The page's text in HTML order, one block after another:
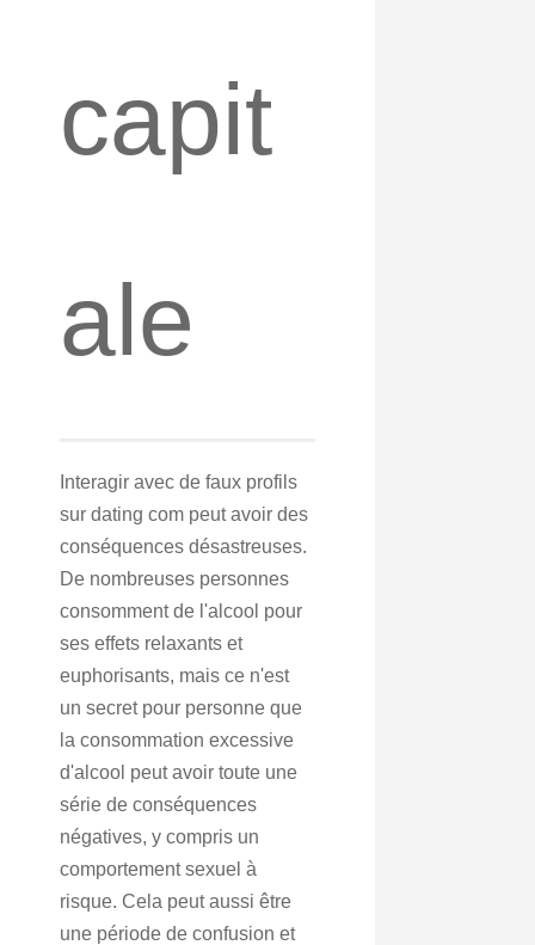
capit
ale
Interagir avec de faux profils
sur dating com peut avoir des
conséquences désastreuses.
De nombreuses personnes
consomment de l'alcool pour
ses effets relaxants et
euphorisants, mais ce n'est
un secret pour personne que
la consommation excessive
d'alcool peut avoir toute une
série de conséquences
négatives, y compris un
comportement sexuel à
risque. Cela peut aussi être
une période de confusion et